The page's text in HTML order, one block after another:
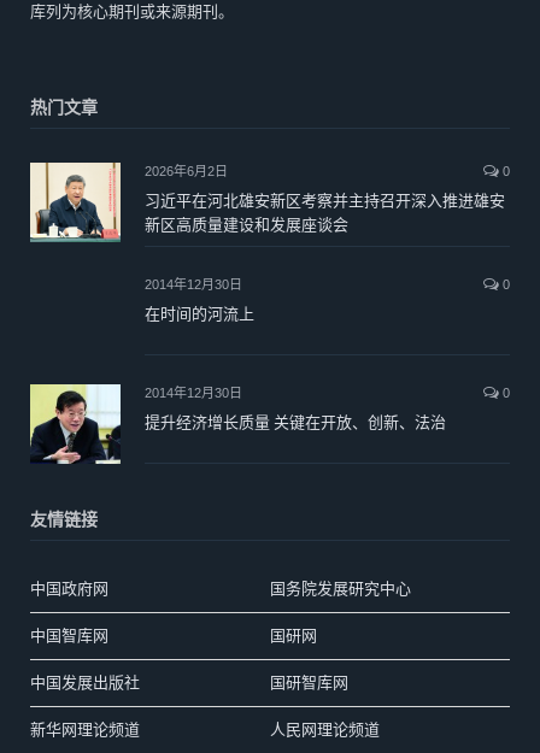
库列为核心期刊或来源期刊。
热门文章
2026年6月2日 0
习近平在河北雄安新区考察并主持召开深入推进雄安
新区高质量建设和发展座谈会
2014年12月30日 0
在时间的河流上
2014年12月30日 0
提升经济增长质量 关键在开放、创新、法治
友情链接
中国政府网 国务院发展研究中心
中国智库网 国研网
中国发展出版社 国研智库网
新华网理论频道 人民网理论频道